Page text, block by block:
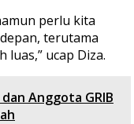
perlu kita
terutama
ucap Diza.
Anggota GRIB